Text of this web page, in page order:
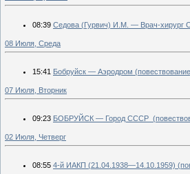
08:39 Седова (Гурвич) И.М. — Врач-хирург
08 Июля, Среда
15:41 Бобруйск — Аэродром
07 Июля, Вторник
09:23 БОБРУЙСК — Город СССР
02 Июля, Четверг
08:55 4-й ИАКП (21.04.1938—14.10.1959)